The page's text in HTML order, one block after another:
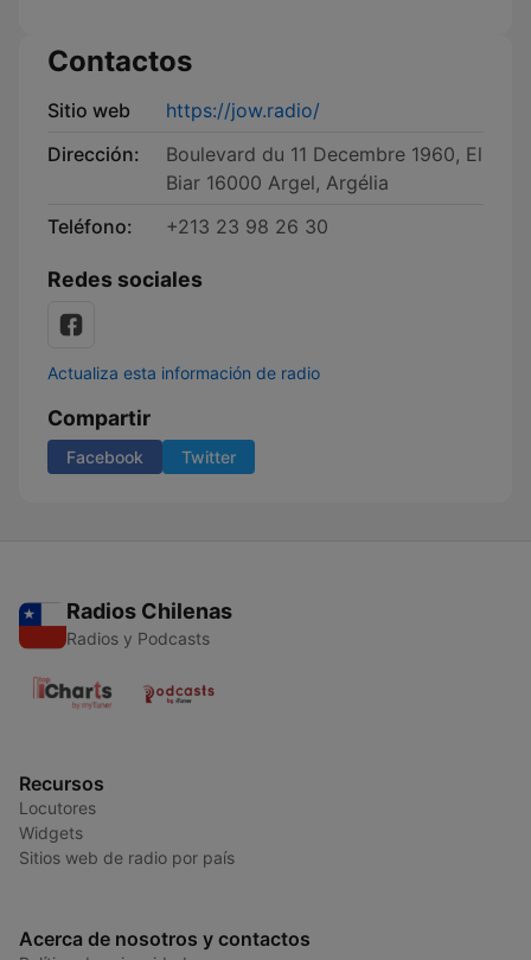
Contactos
Sitio web
https://jow.radio/
Dirección:
Boulevard du 11 Decembre 1960, El
Biar 16000 Argel, Argélia
Teléfono:
+213 23 98 26 30
Redes sociales
Actualiza esta información de radio
Compartir
Facebook Twitter
Radios Chilenas
Radios y Podcasts
Recursos
Locutores
Widgets
Sitios web de radio por país
Acerca de nosotros y contactos